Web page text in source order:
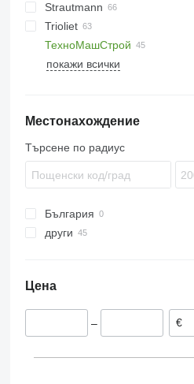
Primor
Profile
SPV Power
Koala
SelfLine
Silokamm
TrailedLine
Premier Maxi
Dunker
Strautmann
Verti-Mix
VM
MV
Tomahawk
Trioliet
Gigant
Smartrac
Triomix
ТехноМашСтрой
покажи всички
Местонахождение
Търсене по радиус
България
други
Цена
–